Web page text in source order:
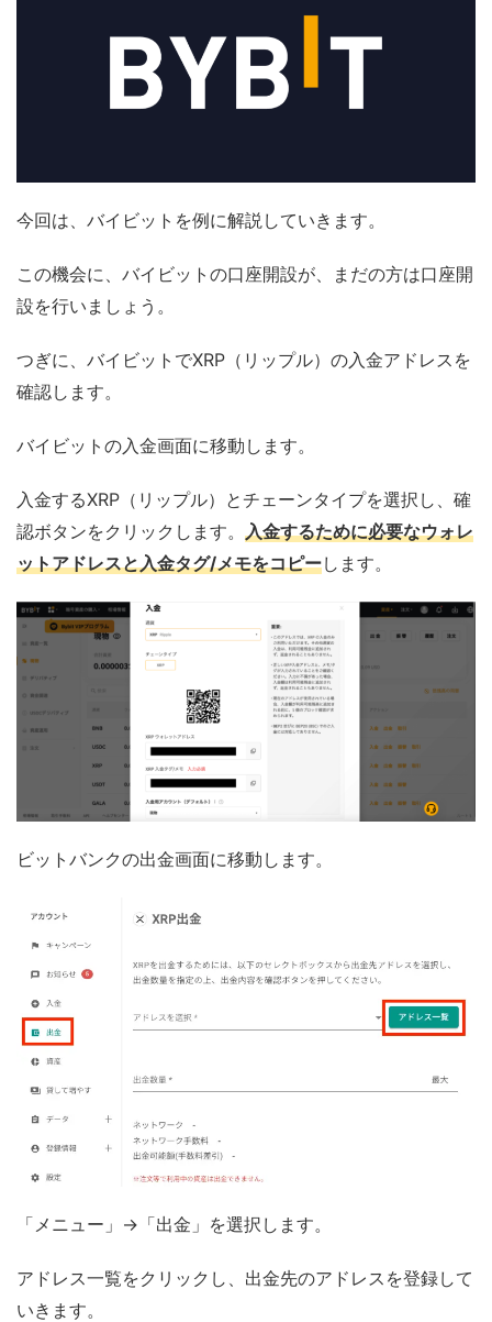
今回は、バイビットを例に解説していきます。
この機会に、バイビットの口座開設が、まだの方は口座開
設を行いましょう。
つぎに、バイビットでXRP（リップル）の入金アドレスを
確認します。
バイビットの入金画面に移動します。
入金するXRP（リップル）とチェーンタイプを選択し、確
認ボタンをクリックします。 入金するために必要なウォレ
ットアドレスと入金タグ/メモをコピーします。
ビットバンクの出金画面に移動します。
「メニュー」→「出金」を選択します。
アドレス一覧をクリックし、出金先のアドレスを登録して
いきます。